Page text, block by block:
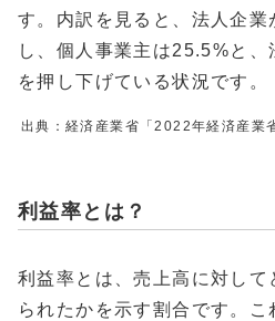
す。内訳を見ると、法人企
し、個人事業主は25.5%と、
を押し下げている状況です。
出典：経済産業省「2022年経済産業
利益率とは？
利益率とは、売上高に対し
られたかを示す割合です。こ